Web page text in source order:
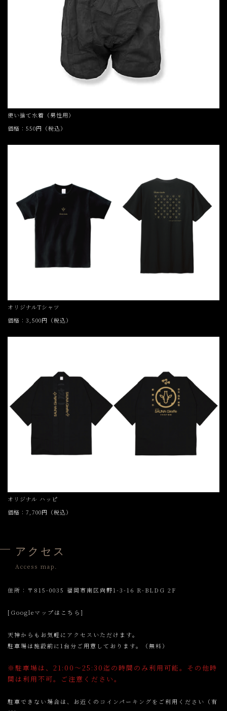
使い捨て水着（男性用）
価格：550円（税込）
オリジナルTシャツ
価格：3,500円（税込）
オリジナル ハッピ
価格：7,700円（税込）
アクセス
Access map.
住所：〒815-0035 福岡市南区向野1-3-16 R-BLDG 2F
[Googleマップはこちら]
天神からもお気軽にアクセスいただけます。
駐車場は施設前に1台分ご用意しております。（無料）
※駐車場は、21:00〜25:30迄の時間のみ利用可能。その他時
間は利用不可。ご注意ください。
駐車できない場合は、お近くのコインパーキングをご利用ください（有